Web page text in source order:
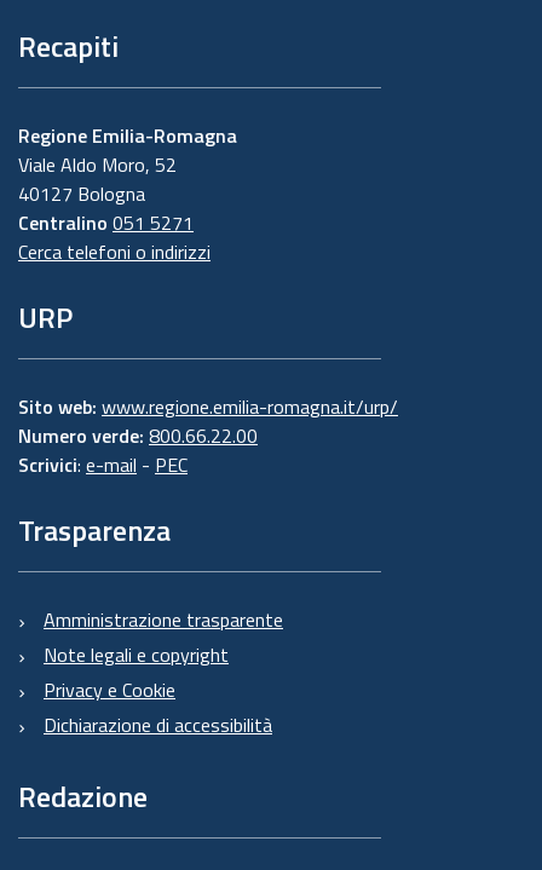
Recapiti
Regione Emilia-Romagna
Viale Aldo Moro, 52
40127 Bologna
Centralino 051 5271
Cerca telefoni o indirizzi
URP
Sito web: www.regione.emilia-romagna.it/urp/
Numero verde: 800.66.22.00
Scrivici: e-mail - PEC
Trasparenza
Amministrazione trasparente
Note legali e copyright
Privacy e Cookie
Dichiarazione di accessibilità
Redazione